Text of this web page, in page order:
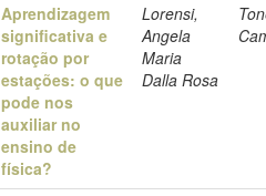
Aprendizagem
significativa e
rotação por
estações: o que
pode nos
auxiliar no
ensino de
física?
Lorensi,
Angela
Maria
Dalla Rosa